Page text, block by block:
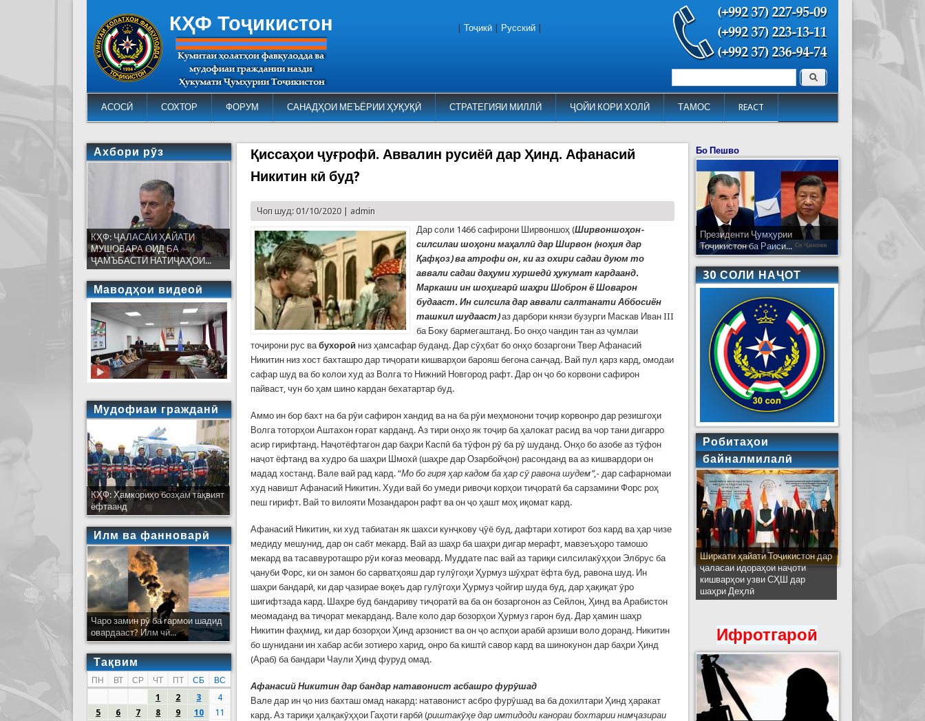
КҲФ Тоҷикистон
АСОСӢ СОХТОР ФОРУМ САНАДҲОИ МЕЪЁРИИ ҲУҚУҚӢ СТРАТЕГИЯИ МИЛЛӢ ҶОЙИ КОРИ ХОЛӢ ТАМОС REACT
Форма поиска Поиск
Тоҷикӣ Русский
Қиссаҳои ҷуғрофӣ. Аввалин русиёӣ дар Ҳинд. Афанасий
Никитин кӣ буд?
Чоп шуд: 01/10/2020 | admin
Дар соли 1466 сафирони Ширвоншоҳ (Ширвоншоҳон-
силсилаи шоҳони маҳаллӣ дар Ширвон (ноҳия дар
Қафқоз) ва атрофи он, ки аз охири садаи дуюм то
аввали садаи даҳуми хуршедӣ ҳукумат кардаанд.
Маркаши ин шоҳигарӣ шаҳри Шоброн ё Шоварон
будааст. Ин силсила дар аввали салтанати Аббосиён
ташкил шудааст)аз дарбори князи бузурги Маскав Иван III
ба Боку бармегаштанд. Бо онҳо чандин тан аз ҷумлаи
тоҷирони рус вабухороӣ низ ҳамсафар буданд. Дар сӯҳбат бо онҳо бозаргони Твер Афанасий
Никитин низ хост бахташро дар тиҷорати кишварҳои барояш бегона санҷад. Вай пул қарз кард, омодаи
сафар шуд ва бо колои худ аз Волга то Нижний Новгород рафт. Дар он ҷо бо корвони сафирон
пайваст, чун бо ҳам шино кардан бехатартар буд.
Аммо ин бор бахт на ба рӯи сафирон хандид ва на ба рӯи меҳмонони тоҷир корвонро дар резишгоҳи
Волга тоторҳои Аштахон ғорат карданд. Аз тири онҳо як тоҷир ба ҳалокат расид ва чор тани дигарро
асир гирифтанд. Наҷотёфтагон дар баҳри Каспӣ ба тӯфон рӯ ба рӯ шуданд. Онҳо бо азобе аз тӯфон
наҷот ёфтанд ва худро ба шаҳри Шмохӣ (шаҳре дар Озарбойҷон) расонданд ва аз кишвардори он
мадад хостанд. Вале вай рад кард. “Мо бо гиря ҳар кадом ба ҳар сӯ равона шудем”,- дар сафарномаи
худ навишт Афанасий Никитин. Худи вай бо умеди ривоҷи корҳои тиҷоратӣ ба сарзамини Форс роҳ
пеш гирифт. Вай то вилояти Мозандарон рафт ва он ҷо ҳашт моҳ иқомат кард.
Афанасий Никитин, ки худ табиатан як шахси кунҷкову ҷӯё буд, дафтари хотирот боз кард ва ҳар чизе
медиду мешунид, дар он сабт мекард. Вай аз шаҳр ба шаҳри дигар мерафт, мавзеъҳоро тамошо
мекард ва тасаввуроташро рӯи коғаз меовард. Муддате пас вай аз тариқи силсилакӯҳҳои Элбрус ба
ҷануби Форс, ки он замон бо сарватҳояш дар гулӯгоҳи Ҳурмуз шӯҳрат ёфта буд, равона шуд. Ин
шаҳри бандарӣ, ки дар ҷазирае воқеъ дар гулӯгоҳи Ҳурмуз ҷойгир шуда буд, дар ҳақиқат ӯро
шигифтзада кард. Шаҳре буд бандариву тиҷоратӣ ва ба он бозаргонон аз Сейлон, Ҳинд ва Арабистон
меомаданд ва тиҷорат мекарданд. Вале коло дар бозорҳои Ҳурмуз гарон буд. Дар ҳамин шаҳр
Никитин фаҳмид, ки дар бозорҳои Ҳинд арзонист ва он ҷо аспҳои арабӣ арзиши воло доранд. Никитин
бо шунидани ин хабар асби зотиеро харид, онро ба киштӣ савор кард ва шинокунон дар баҳри Ҳинд
(Араб) ба бандари Чаули Ҳинд фуруд омад.
Афанасий Никитин дар бандар натавонист асбашро фурӯшад
Вале дар ин ҷо низ бахташ омад накард: натавонист асбро фурӯшад ва ба дохилтари Ҳинд ҳаракат
кард. Аз тариқи ҳалқакӯҳҳои Гаҳоти ғарбӣ (риштакӯҳе дар имтидоди канораи бохтарии нимҷазираи
Ахбори рӯз
КҲФ: ҶАЛАСАИ ҲАЙАТИ
МУШОВАРА ОИД БА
ҶАМЪБАСТИ НАТИҶАҲОИ...
Маводҳои видеоӣ
Мудофиаи гражданӣ
КҲФ: Ҳамкориҳо бозҳам тақвият
ёфтаанд
Илм ва фанноварӣ
Чаро замин рӯ ба гармои шадид
овардааст? Илм чӣ...
Тақвим
ПН ВТ СР ЧТ ПТ СБ
ВС
1
2 3
4
5
6 7 8 9 10
11
Бо Пешво
Президенти Ҷумҳурии
Тоҷикистон ба Раиси...
30 СОЛИ НАҶОТ
Робитаҳои
байналмилалӣ
Ширкати ҳайати Тоҷикистон дар
ҷаласаи идораҳои наҷоти
кишварҳои узви СҲШ дар
шаҳри Деҳлӣ
Ифротгароӣ